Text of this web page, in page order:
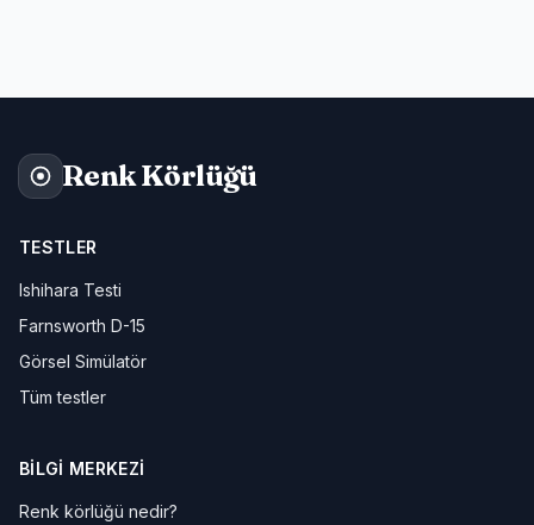
Renk Körlüğü
TESTLER
Ishihara Testi
Farnsworth D-15
Görsel Simülatör
Tüm testler
BILGI MERKEZI
Renk körlüğü nedir?